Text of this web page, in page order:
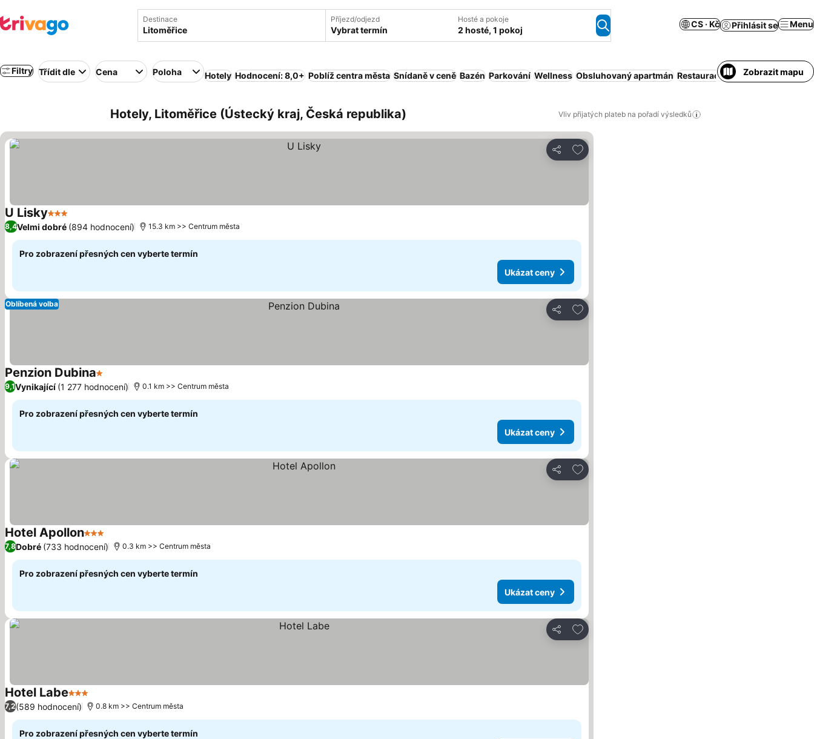
Destinace Příjezd/odjezd
Vybrat termín
Hosté a pokoje
2 hosté, 1 pokoj
CS · Kč Přihlásit se Menu
Filtry Třídit dle Cena Poloha Hotely Hodnocení: 8,0+ Poblíž centra města Snídaně v ceně Bazén Parkování Wellness Obsluhovaný apartmán Restaurace Vířivka Wi-Fi
Zobrazit mapu
Hotely, Litoměřice (Ústecký kraj, Česká republika) Vliv přijatých plateb na pořadí výsledků
Sdílet
Přidat na seznam oblíbených hotelů
U Lisky3 Počet hvězdiček
8,4Velmi dobré (894 hodnocení) 15.3 km >> Centrum města
Pro zobrazení přesných cen vyberte termín
Ukázat ceny
Sdílet
Přidat na seznam oblíbených hotelů
Oblíbená volba
Penzion Dubina1 Počet hvězdiček
9,1Vynikající (1 277 hodnocení) 0.1 km >> Centrum města
Pro zobrazení přesných cen vyberte termín
Ukázat ceny
Sdílet
Přidat na seznam oblíbených hotelů
Hotel Apollon3 Počet hvězdiček
7,8Dobré (733 hodnocení) 0.3 km >> Centrum města
Pro zobrazení přesných cen vyberte termín
Ukázat ceny
Sdílet
Přidat na seznam oblíbených hotelů
Hotel Labe3 Počet hvězdiček
7,2(589 hodnocení) 0.8 km >> Centrum města
Pro zobrazení přesných cen vyberte termín